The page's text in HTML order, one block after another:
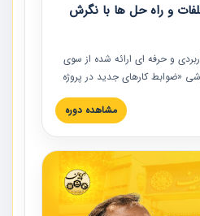
و راه حل ها با نگرش
و حرفه‏ ای ارائه شده از سوی
«ضوابط کارهای جدید در پروژه
و راه حل ها با نگرش قراردادی
های ساختمانی کشور ارائه شد.
عملی ارائه شده است.
مشاهده دوره